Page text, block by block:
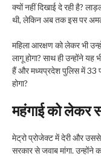
क्यों नहीं दिखाई दे रही है?
थी, लेकिन अब तक इस पर अमल
महिला आरक्षण को लेकर भी
लागू होगा? साथ ही उन्होंने
हैं और मध्यप्रदेश पुलिस में 33
होगा?
महंगाई को लेकर
मेट्रो प्रोजेक्ट में देरी और
सरकार से जवाब मांगा.